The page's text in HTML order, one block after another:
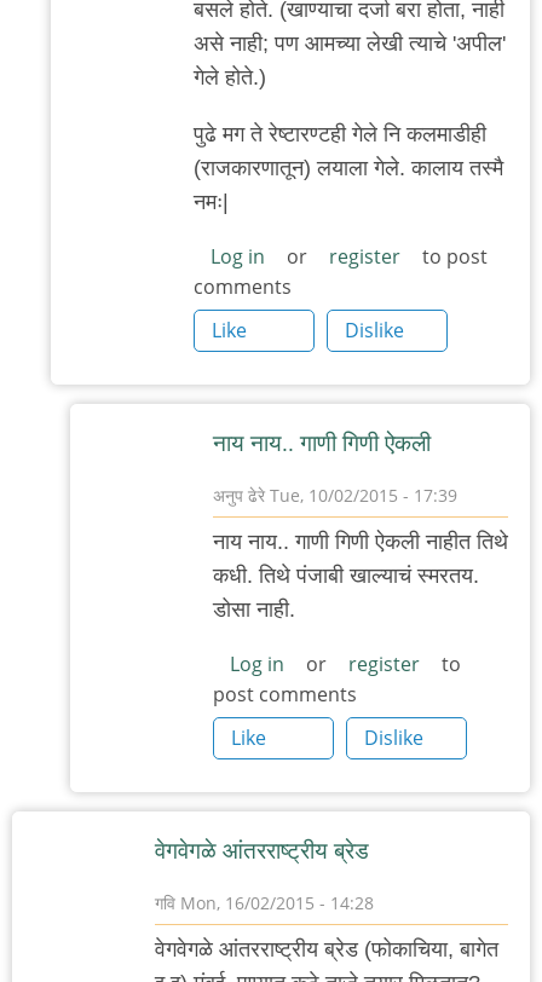
बसले होते. (खाण्याचा दर्जा बरा होता, नाही
असे नाही; पण आमच्या लेखी त्याचे 'अपील'
गेले होते.)
पुढे मग ते रेष्टारण्टही गेले नि कलमाडीही
(राजकारणातून) लयाला गेले. कालाय तस्मै
नमः|
Log in or register
to post
comments
Like
Dislike
नाय नाय.. गाणी गिणी ऐकली
अनुप ढेरे Tue, 10/02/2015 - 17:39
In
reply
to
'पीसीएच'...
by
'न'वी
बाजू
नाय नाय.. गाणी गिणी ऐकली नाहीत तिथे
कधी. तिथे पंजाबी खाल्याचं स्मरतय.
डोसा नाही.
Log in or register
to
post comments
Like
Dislike
वेगवेगळे आंतरराष्ट्रीय ब्रेड
गवि Mon, 16/02/2015 - 14:28
वेगवेगळे आंतरराष्ट्रीय ब्रेड (फोकाचिया, बागेत